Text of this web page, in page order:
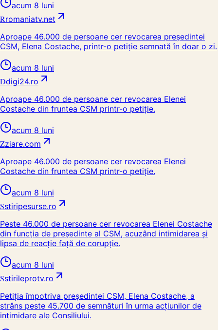
acum 8 luni
Rromaniatv.net
Aproape 46.000 de persoane cer revocarea președintei
CSM, Elena Costache, printr-o petiție semnată în doar o zi.
acum 8 luni
Ddigi24.ro
Aproape 46.000 de persoane cer revocarea Elenei
Costache din fruntea CSM printr-o petiție.
acum 8 luni
Zziare.com
Aproape 46.000 de persoane cer revocarea Elenei
Costache din fruntea CSM printr-o petiție.
acum 8 luni
Sstiripesurse.ro
Peste 46.000 de persoane cer revocarea Elenei Costache
din funcția de președinte al CSM, acuzând intimidarea și
lipsa de reacție față de corupție.
acum 8 luni
Sstirileprotv.ro
Petiția împotriva președintei CSM, Elena Costache, a
strâns peste 45.700 de semnături în urma acțiunilor de
intimidare ale Consiliului.